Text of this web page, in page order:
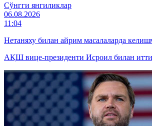
Cўнгги янгиликлар
06.08.2026
11:04
Нетаняху билан айрим масалаларда
АҚШ вице-президенти Исроил билан